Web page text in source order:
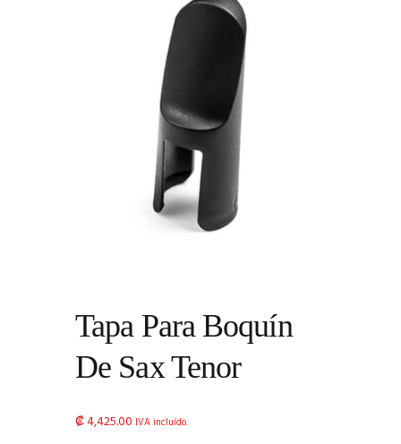
Tapa Para Boquín
De Sax Tenor
₡4,425.00 IVA incluído.